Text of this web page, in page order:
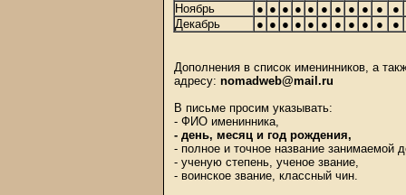
Ноябрь
● ● ● ● ● ● ● ● ● ●
●
Декабрь
● ● ● ● ● ● ● ● ● ● ●
Дополнения в список именинников, а
адресу: nomadweb@mail.ru
В письме просим указывать:
- ФИО именинника,
- день, месяц и год рождения,
- полное и точное название занимаемой
- ученую степень, ученое звание,
- воинское звание, классный чин.